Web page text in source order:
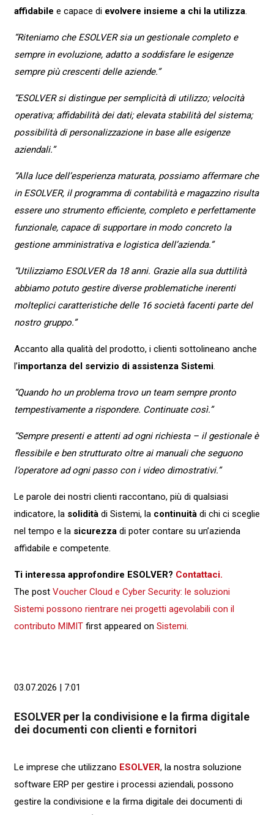
affidabile e capace di evolvere insieme a chi la utilizza.
“Riteniamo che ESOLVER sia un gestionale completo e
sempre in evoluzione, adatto a soddisfare le esigenze
sempre più crescenti delle aziende.”
“ESOLVER si distingue per semplicità di utilizzo; velocità
operativa; affidabilità dei dati; elevata stabilità del sistema;
possibilità di personalizzazione in base alle esigenze
aziendali.”
“Alla luce dell’esperienza maturata, possiamo affermare che
in ESOLVER, il programma di contabilità e magazzino risulta
essere uno strumento efficiente, completo e perfettamente
funzionale, capace di supportare in modo concreto la
gestione amministrativa e logistica dell’azienda.”
“Utilizziamo ESOLVER da 18 anni. Grazie alla sua duttilità
abbiamo potuto gestire diverse problematiche inerenti
molteplici caratteristiche delle 16 società facenti parte del
nostro gruppo.”
Accanto alla qualità del prodotto, i clienti sottolineano anche
l’importanza del servizio di assistenza Sistemi.
“Quando ho un problema trovo un team sempre pronto
tempestivamente a rispondere. Continuate così.”
“Sempre presenti e attenti ad ogni richiesta – il gestionale è
flessibile e ben strutturato oltre ai manuali che seguono
l’operatore ad ogni passo con i video dimostrativi.”
Le parole dei nostri clienti raccontano, più di qualsiasi
indicatore, la soliditàdi Sistemi, la continuitàdi chi ci sceglie
nel tempo e la sicurezzadi poter contare su un’azienda
affidabile e competente.
Ti interessa approfondire ESOLVER? Contattaci.
The post Voucher Cloud e Cyber Security: le soluzioni
Sistemi possono rientrare nei progetti agevolabili con il
contributo MIMITfirst appeared on Sistemi
03.07.2026 | 7:01
ESOLVER per la condivisione e la firma digitale
dei documenti con clienti e fornitori
Le imprese che utilizzano ESOLVER, la nostra soluzione
software ERP per gestire i processi aziendali, possono
gestire la condivisione e la firma digitale dei documenti di